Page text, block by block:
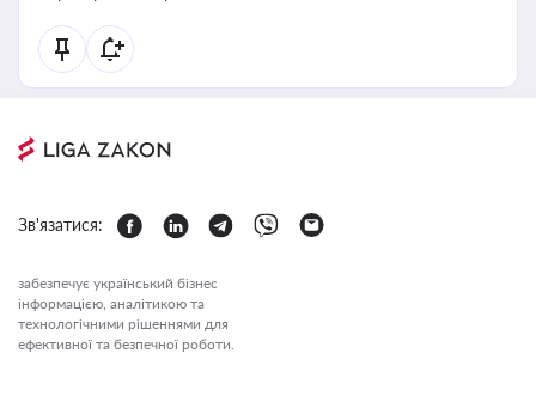
Зв'язатися:
забезпечує український бізнес
інформацією, аналітикою та
технологічними рішеннями для
ефективної та безпечної роботи.